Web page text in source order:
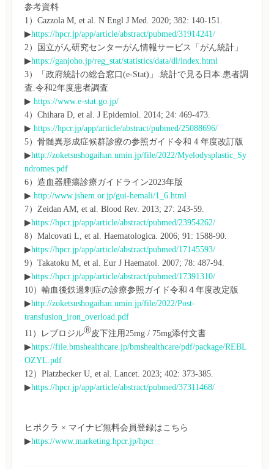
参考資料
1）Cazzola M, et al. N Engl J Med. 2020; 382: 140-151.
▶https://hpcr.jp/app/article/abstract/pubmed/31914241/
2）国立がん研究センターがん情報サービス「がん統計」
▶https://ganjoho.jp/reg_stat/statistics/data/dl/index.html
3）「政府統計の総合窓口(e-Stat)」.統計で見る日本.患者調
査.令和2年度患者調査
▶ https://www.e-stat.go.jp/
4）Chihara D, et al. J Epidemiol. 2014; 24: 469-473.
▶ https://hpcr.jp/app/article/abstract/pubmed/25088696/
5）骨髄異形成症候群診療の参照ガイド令和 4 年度改訂版
▶http://zoketsushogaihan.umin.jp/file/2022/Myelodysplastic_Sy
ndromes.pdf
6）造血器腫瘍診療ガイドライン2023年版
▶ http://www.jshem.or.jp/gui-hemali/1_6.html
7）Zeidan AM, et al. Blood Rev. 2013; 27: 243-59.
▶https://hpcr.jp/app/article/abstract/pubmed/23954262/
8）Malcovati L, et al. Haematologica. 2006; 91: 1588-90.
▶https://hpcr.jp/app/article/abstract/pubmed/17145593/
9）Takatoku M, et al. Eur J Haematol. 2007; 78: 487-94.
▶https://hpcr.jp/app/article/abstract/pubmed/17391310/
10）輸血後鉄過剰症の診療参照ガイド令和４年度改定版
▶http://zoketsushogaihan.umin.jp/file/2022/Post-
transfusion_iron_overload.pdf
11）レブロジルⓇ皮下注用25mg / 75mg添付文書
▶https://file.bmshealthcare.jp/bmshealthcare/pdf/package/REBL
OZYL.pdf
12）Platzbecker U, et al. Lancet. 2023; 402: 373-385.
▶https://hpcr.jp/app/article/abstract/pubmed/37311468/
ヒポクラ × マイナビ無料会員登録はこちら
▶https://www.marketing.hpcr.jp/hpcr